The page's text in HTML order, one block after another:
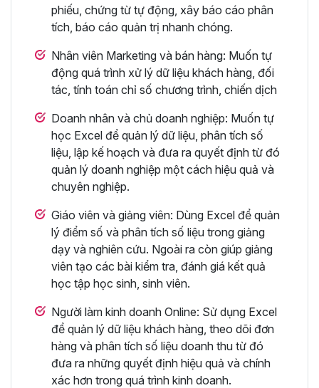
phiếu, chứng từ tự động, xây báo cáo phân
tích, báo cáo quản trị nhanh chóng.
Nhân viên Marketing và bán hàng: Muốn tự
động quá trình xử lý dữ liệu khách hàng, đối
tác, tính toán chỉ số chương trình, chiến dịch
Doanh nhân và chủ doanh nghiệp: Muốn tự
học Excel để quản lý dữ liệu, phân tích số
liệu, lập kế hoạch và đưa ra quyết định từ đó
quản lý doanh nghiệp một cách hiệu quả và
chuyên nghiệp.
Giáo viên và giảng viên: Dùng Excel để quản
lý điểm số và phân tích số liệu trong giảng
dạy và nghiên cứu. Ngoài ra còn giúp giảng
viên tạo các bài kiểm tra, đánh giá kết quả
học tập học sinh, sinh viên.
Người làm kinh doanh Online: Sử dụng Excel
để quản lý dữ liệu khách hàng, theo dõi đơn
hàng và phân tích số liệu doanh thu từ đó
đưa ra những quyết định hiệu quả và chính
xác hơn trong quá trình kinh doanh.